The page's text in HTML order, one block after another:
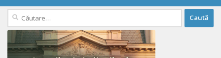
Caută
după: